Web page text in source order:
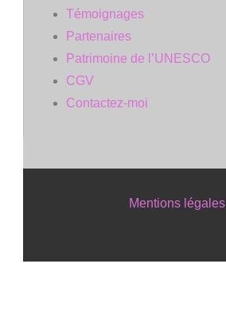
Témoignages
Partenaires
Patrimoine de l’UNESCO
CGV
Contactez-moi
Mentions légales